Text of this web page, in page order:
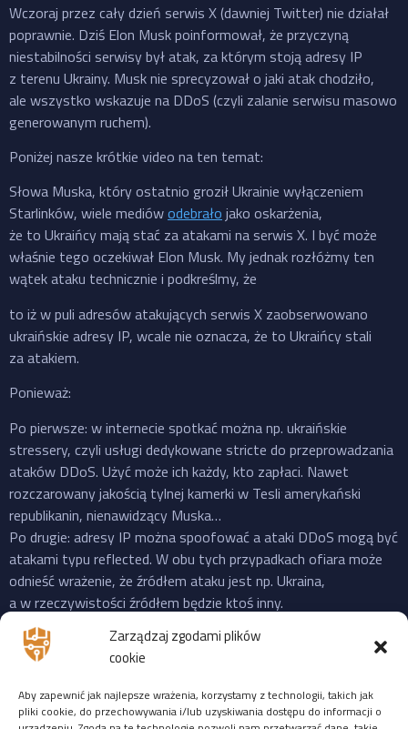
Zarządzaj zgodami plików
cookie
Aby zapewnić jak najlepsze wrażenia, korzystamy z technologii, takich jak
pliki cookie, do przechowywania i/lub uzyskiwania dostępu do informacji o
Wczoraj przez cały dzień serwis X (dawniej Twitter) nie działał
poprawnie. Dziś Elon Musk poinformował, że przyczyną
niestabilności serwisy był atak, za którym stoją adresy IP
z terenu Ukrainy. Musk nie sprecyzował o jaki atak chodziło,
ale wszystko wskazuje na DDoS (czyli zalanie serwisu masowo
generowanym ruchem).
Poniżej nasze krótkie video na ten temat:
Słowa Muska, który ostatnio groził Ukrainie wyłączeniem
Starlinków, wiele mediówodebrało jako oskarżenia,
że to Ukraińcy mają stać za atakami na serwis X. I być może
właśnie tego oczekiwał Elon Musk. My jednak rozłóżmy ten
wątek ataku technicznie i podkreślmy, że
to iż w puli adresów atakujących serwis X zaobserwowano
ukraińskie adresy IP, wcale nie oznacza, że to Ukraińcy stali
za atakiem.
Ponieważ:
Po pierwsze: w internecie spotkać można np. ukraińskie
stressery, czyli usługi dedykowane stricte do przeprowadzania
ataków DDoS. Użyć może ich każdy, kto zapłaci. Nawet
rozczarowany jakością tylnej kamerki w Tesli amerykański
republikanin, nienawidzący Muska…
Po drugie: adresy IP można spoofować a ataki DDoS mogą być
atakami typu reflected. W obu tych przypadkach ofiara może
odnieść wrażenie, że źródłem ataku jest np. Ukraina,
a w rzeczywistości źródłem będzie ktoś inny.
Po trzecie: do ataku na X “przyznała się” propalestyńska grupa
o cudownej nazwie “Mroczna Burza”, która powstała jeszcze
w 2023 i ma na swoim koncie ataki na cele zarówno w US,
Izraelu czy EU. Ale podobnie jak Musk, grupy “hakerskie” też
często mijają się z prawdą, więc niekoniecznie trzeba ufać